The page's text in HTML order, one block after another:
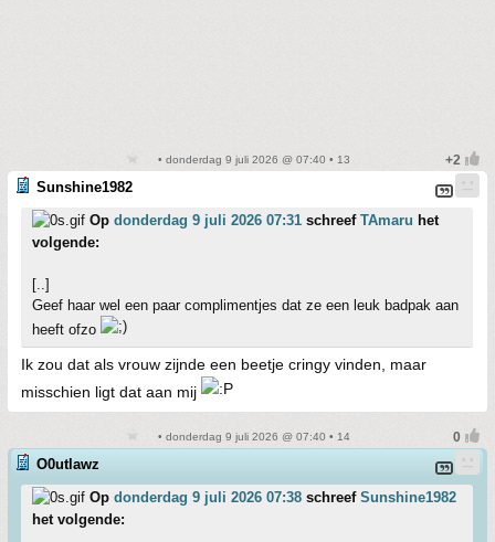
• donderdag 9 juli 2026 @ 07:40 • 13
Sunshine1982
Op donderdag 9 juli 2026 07:31 schreef TAmaru het
volgende:
[..]
Geef haar wel een paar complimentjes dat ze een leuk badpak aan
heeft ofzo
Ik zou dat als vrouw zijnde een beetje cringy vinden, maar
misschien ligt dat aan mij
• donderdag 9 juli 2026 @ 07:40 • 14
O0utlawz
Op donderdag 9 juli 2026 07:38 schreef Sunshine1982
het volgende: